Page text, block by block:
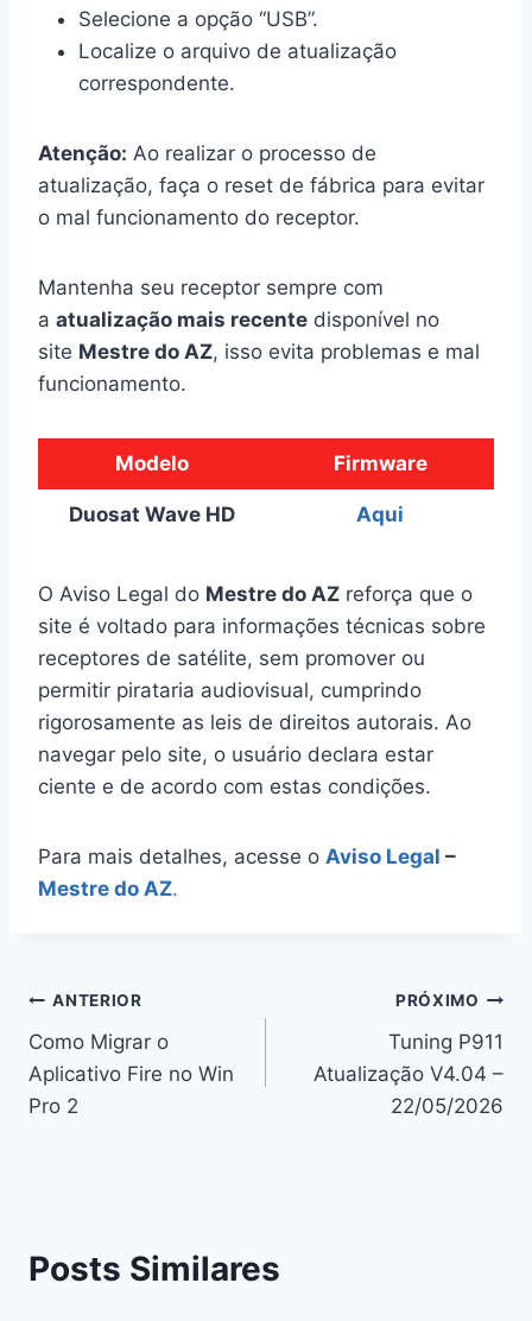
Selecione a opção “USB”.
Localize o arquivo de atualização
correspondente.
Atenção: Ao realizar o processo de
atualização, faça o reset de fábrica para evitar
o mal funcionamento do receptor.
Mantenha seu receptor sempre com
a atualização mais recente disponível no
site Mestre do AZ, isso evita problemas e mal
funcionamento.
Modelo Firmware
Duosat Wave HD Aqui
O Aviso Legal do Mestre do AZ reforça que o
site é voltado para informações técnicas sobre
receptores de satélite, sem promover ou
permitir pirataria audiovisual, cumprindo
rigorosamente as leis de direitos autorais. Ao
navegar pelo site, o usuário declara estar
ciente e de acordo com estas condições.
Para mais detalhes, acesse o Aviso Legal –
Mestre do AZ.
Navegação
de
Post
ANTERIOR
Como Migrar o
Aplicativo Fire no Win
Pro 2
PRÓXIMO
Tuning P911
Atualização V4.04 –
22/05/2026
Posts Similares